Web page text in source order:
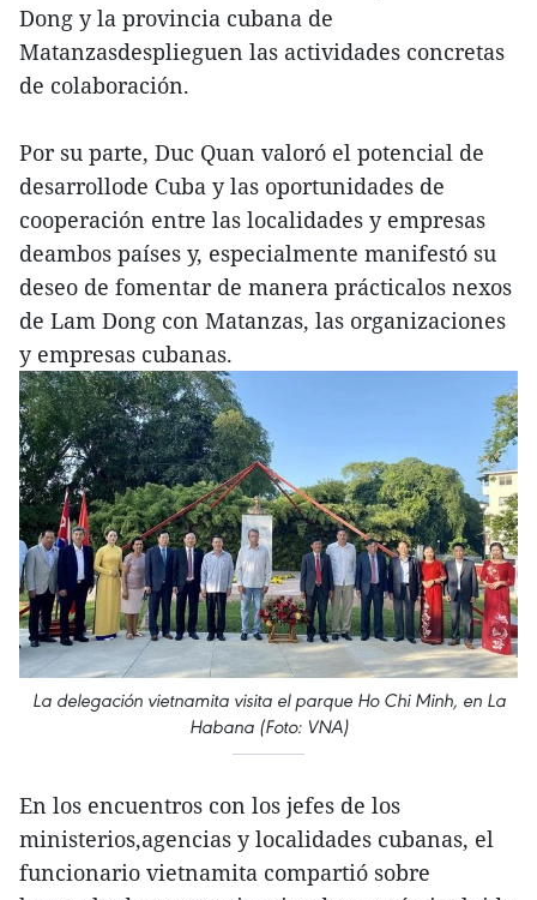
Dong y la provincia cubana de
Matanzasdesplieguen las actividades concretas
de colaboración.
Por su parte, Duc Quan valoró el potencial de
desarrollode Cuba y las oportunidades de
cooperación entre las localidades y empresas
deambos países y, especialmente manifestó su
deseo de fomentar de manera prácticalos nexos
de Lam Dong con Matanzas, las organizaciones
y empresas cubanas.
La delegación vietnamita visita el parque Ho Chi Minh, en La
Habana (Foto: VNA)
En los encuentros con los jefes de los
ministerios,agencias y localidades cubanas, el
funcionario vietnamita compartió sobre